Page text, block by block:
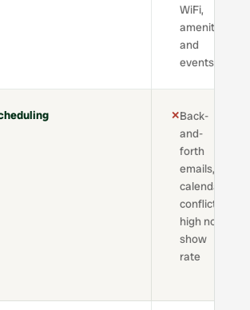
WiFi,
amenities,
and
events
✕Back-
and-
forth
emails,
calendar
conflicts,
high no-
show
rate